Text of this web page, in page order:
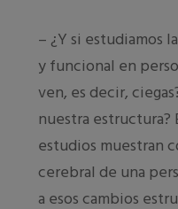
– ¿Y si estudiamos
y funcional en
ven, es decir,
nuestra
estudios muestran
cerebral de una
a esos cambios